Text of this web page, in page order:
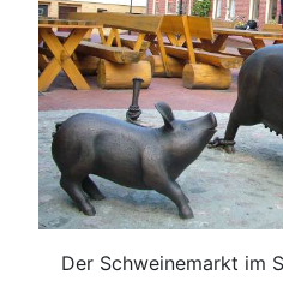
Der Schweinemarkt im